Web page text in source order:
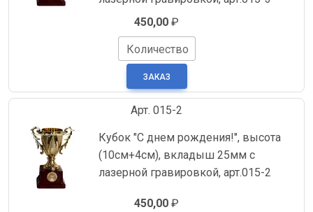
450,00 ₽
Количество
Арт. 015-2
Кубок "С днем рождения!", высота
(10см+4см), вкладыш 25мм с
лазерной гравировкой, арт.015-2
450,00 ₽